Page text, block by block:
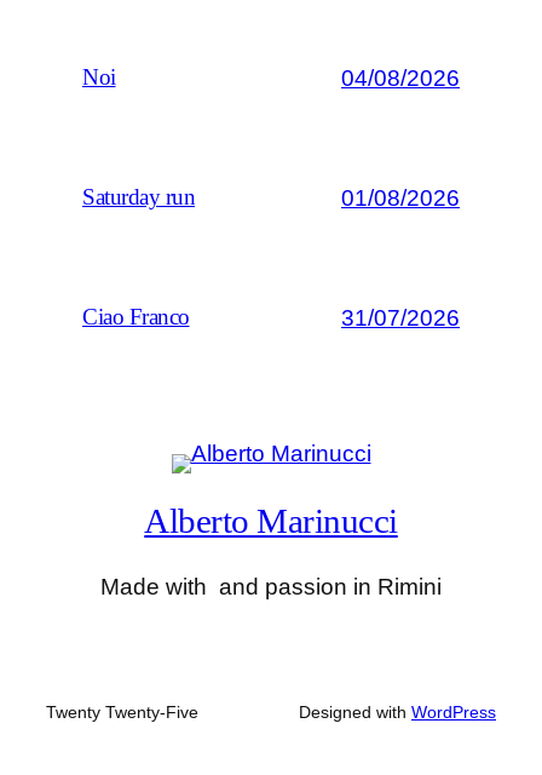
Noi 04/08/2026
Saturday run 01/08/2026
Ciao Franco 31/07/2026
Alberto Marinucci
Made with and passion in Rimini
Twenty Twenty-Five Designed with WordPress